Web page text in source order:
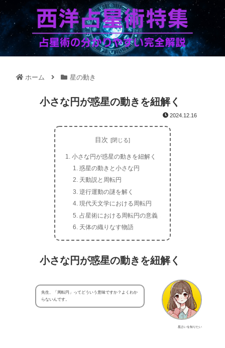
ホーム 星の動き
小さな円が惑星の動きを紐解く
2024.12.16
目次
小さな円が惑星の動きを紐解く
惑星の動きと小さな円
天動説と周転円
逆行運動の謎を解く
現代天文学における周転円
占星術における周転円の意義
天体の織りなす物語
小さな円が惑星の動きを紐解く
星占いを知りたい
先生、「周転円」ってどういう意味ですか？よくわか
らないんです。